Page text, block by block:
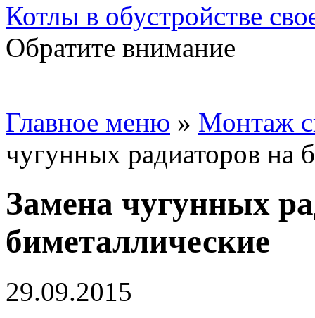
Котлы в обустройстве
Обратите внимание
Главное меню » Монтаж
чугунных радиаторов на
Замена чугунных
биметаллические
29.09.2015